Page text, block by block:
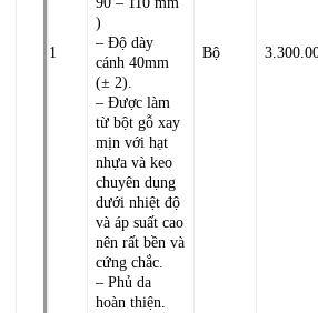
1
)
– Độ dày
cánh 40mm
(± 2).
– Được làm
từ bột gỗ xay
mịn với hạt
nhựa và keo
chuyên dụng
dưới nhiệt độ
và áp suất cao
nên rất bền và
cứng chắc.
– Phủ da
hoàn thiện.
Bộ